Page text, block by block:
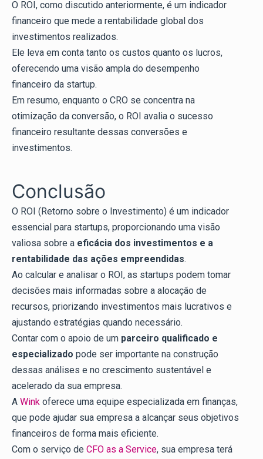
O ROI, como discutido anteriormente, é um indicador
financeiro que mede a rentabilidade global dos
investimentos realizados.
Ele leva em conta tanto os custos quanto os lucros,
oferecendo uma visão ampla do desempenho
financeiro da startup.
Em resumo, enquanto o CRO se concentra na
otimização da conversão, o ROI avalia o sucesso
financeiro resultante dessas conversões e
investimentos.
Conclusão
O ROI (Retorno sobre o Investimento) é um indicador
essencial para startups, proporcionando uma visão
valiosa sobre a eficácia dos investimentos e a
rentabilidade das ações empreendidas.
Ao calcular e analisar o ROI, as startups podem tomar
decisões mais informadas sobre a alocação de
recursos, priorizando investimentos mais lucrativos e
ajustando estratégias quando necessário.
Contar com o apoio de um parceiro qualificado e
especializado pode ser importante na construção
dessas análises e no crescimento sustentável e
acelerado da sua empresa.
A Wink oferece uma equipe especializada em finanças,
que pode ajudar sua empresa a alcançar seus objetivos
financeiros de forma mais eficiente.
Com o serviço de CFO as a Service, sua empresa terá